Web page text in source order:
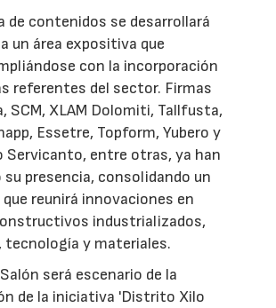
de contenidos se desarrollará
un área expositiva que
con la incorporación
referentes del sector. Firmas
SCM, XLAM Dolomiti, Tallfusta,
Essetre, Topform, Yubero y
Servicanto, entre otras, ya han
presencia, consolidando un
reunirá innovaciones en
industrializados,
tecnología y materiales.
será escenario de la
de la iniciativa 'Distrito Xilo